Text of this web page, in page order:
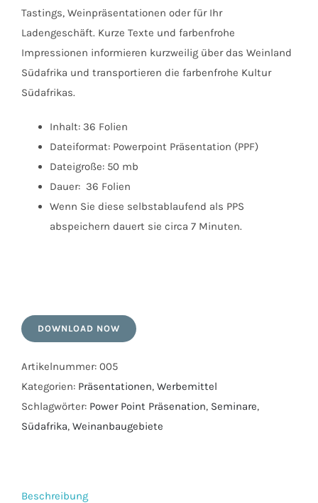
Tastings, Weinpräsentationen oder für Ihr
Ladengeschäft. Kurze Texte und farbenfrohe
Impressionen informieren kurzweilig über das Weinland
Südafrika und transportieren die farbenfrohe Kultur
Südafrikas.
Inhalt: 36 Folien
Dateiformat: Powerpoint Präsentation (PPF)
Dateigroße: 50 mb
Dauer: 36 Folien
Wenn Sie diese selbstablaufend als PPS
abspeichern dauert sie circa 7 Minuten.
DOWNLOAD NOW
Artikelnummer: 005
Kategorien: Präsentationen, Werbemittel
Schlagwörter: Power Point Präsenation, Seminare,
Südafrika, Weinanbaugebiete
Beschreibung